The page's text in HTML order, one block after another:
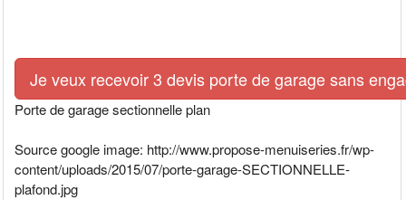
Je veux recevoir 3 devis porte de garage sans
Porte de garage sectionnelle plan
Source google image: http://www.propose-menuiseries.fr/wp-
content/uploads/2015/07/porte-garage-SECTIONNELLE-
plafond.jpg